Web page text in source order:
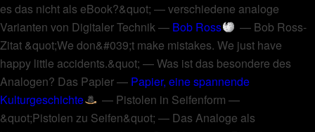
es das nicht als eBook?&quot; —verschiedene analoge
Varianten von Digitaler Technik— Bob Ross — Bob Ross-
Zitat &quot;We don&#039;t make mistakes. We just have
happy little accidents.&quot; —Was ist das besondere des
Analogen? Das Papier— Papier, eine spannende
Kulturgeschichte
— Pistolen in Seifenform —
&quot;Pistolen zu Seifen&quot; — Das Analoge als